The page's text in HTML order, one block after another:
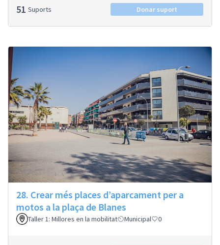
51 Suports Donar suport
28. Crear més places d’aparcament per a
motos a la plaça de Blanes
Taller 1: Millores en la mobilitat Municipal 0